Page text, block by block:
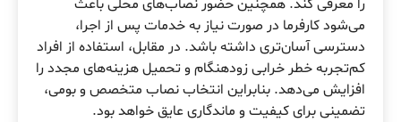
را معرفی کند. همچنین حضور نصاب‌های محلی باعث
می‌شود کارفرما در صورت نیاز به خدمات پس از اجرا،
دسترسی آسان‌تری داشته باشد. در مقابل، استفاده از افراد
کم‌تجربه خطر خرابی زودهنگام و تحمیل هزینه‌های مجدد را
افزایش می‌دهد. بنابراین انتخاب نصاب متخصص و بومی،
تضمینی برای کیفیت و ماندگاری عایق خواهد بود.